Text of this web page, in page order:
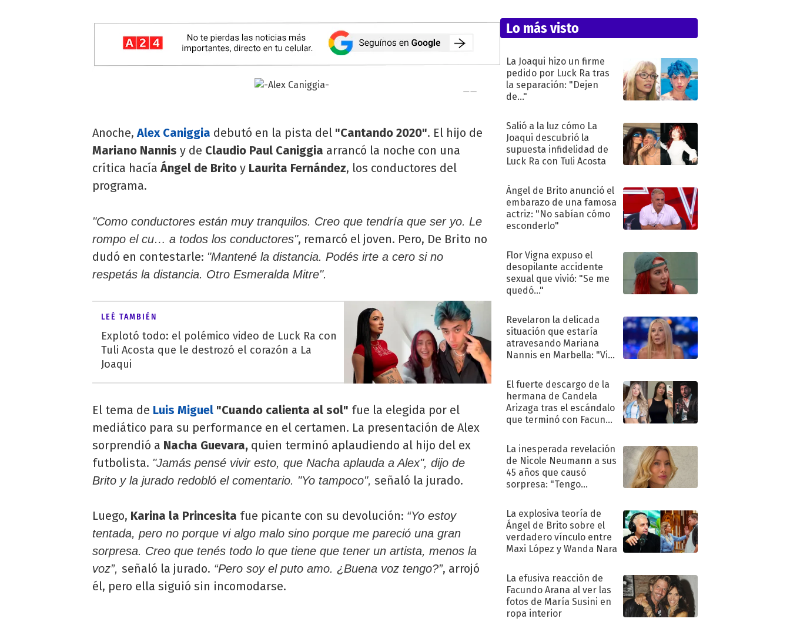
Anoche, Alex Caniggia debutó en la pista del "Cantando 2020". El hijo de
Mariano Nannis y de Claudio Paul Caniggia arrancó la noche con una
crítica hacíaÁngel de Brito y Laurita Fernández, los conductores del
programa.
"Como conductores están muy tranquilos. Creo que tendría que ser yo. Le
rompo el cu… a todos los conductores", remarcó el joven. Pero, De Brito no
dudó en contestarle: "Mantené la distancia. Podés irte a cero si no
respetás la distancia. Otro Esmeralda Mitre".
LEÉ TAMBIÉN
Explotó todo: el polémico video de Luck Ra con
Tuli Acosta que le destrozó el corazón a La
Joaqui
El tema de Luis Miguel "Cuando calienta al sol" fue la elegida por el
mediático para su performance en el certamen. La presentación de Alex
sorprendió a Nacha Guevara, quien terminó aplaudiendo al hijo del ex
futbolista. "Jamás pensé vivir esto, que Nacha aplauda a Alex", dijo de
Brito y la jurado redobló el comentario. "Yo tampoco", señaló la jurado.
Luego, Karina la Princesita fue picante con su devolución: “Yo estoy
tentada, pero no porque vi algo malo sino porque me pareció una gran
sorpresa. Creo que tenés todo lo que tiene que tener un artista, menos la
voz”, señaló la jurado. “Pero soy el puto amo. ¿Buena voz tengo?”, arrojó
él, pero ella siguió sin incomodarse.
Lo más visto
La Joaqui hizo un firme
pedido por Luck Ra tras
la separación: "Dejen
de..."
Salió a la luz cómo La
Joaqui descubrió la
supuesta infidelidad de
Luck Ra con Tuli Acosta
Ángel de Brito anunció el
embarazo de una famosa
actriz: "No sabían cómo
esconderlo"
Flor Vigna expuso el
desopilante accidente
sexual que vivió: "Se me
quedó..."
Revelaron la delicada
situación que estaría
atravesando Mariana
Nannis en Marbella: "Vive
El fuerte descargo de la
hermana de Candela
Arizaga tras el escándalo
que terminó con Facundo
La inesperada revelación
de Nicole Neumann a sus
45 años que causó
sorpresa: "Tengo
La explosiva teoría de
Ángel de Brito sobre el
verdadero vínculo entre
Maxi López y Wanda Nara
La efusiva reacción de
Facundo Arana al ver las
fotos de María Susini en
ropa interior